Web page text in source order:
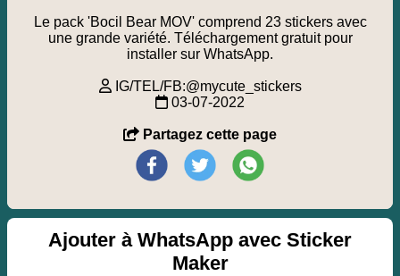
Le pack 'Bocil Bear MOV' comprend 23 stickers avec
une grande variété. Téléchargement gratuit pour
installer sur WhatsApp.
IG/TEL/FB:@mycute_stickers
03-07-2022
Partagez cette page
Ajouter à WhatsApp avec Sticker
Maker